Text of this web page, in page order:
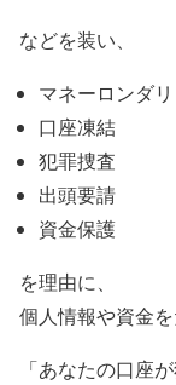
などを装い、
マネーロンダ
口座凍結
犯罪捜査
出頭要請
資金保護
を理由に、
個人情報や資金
「あなたの口座